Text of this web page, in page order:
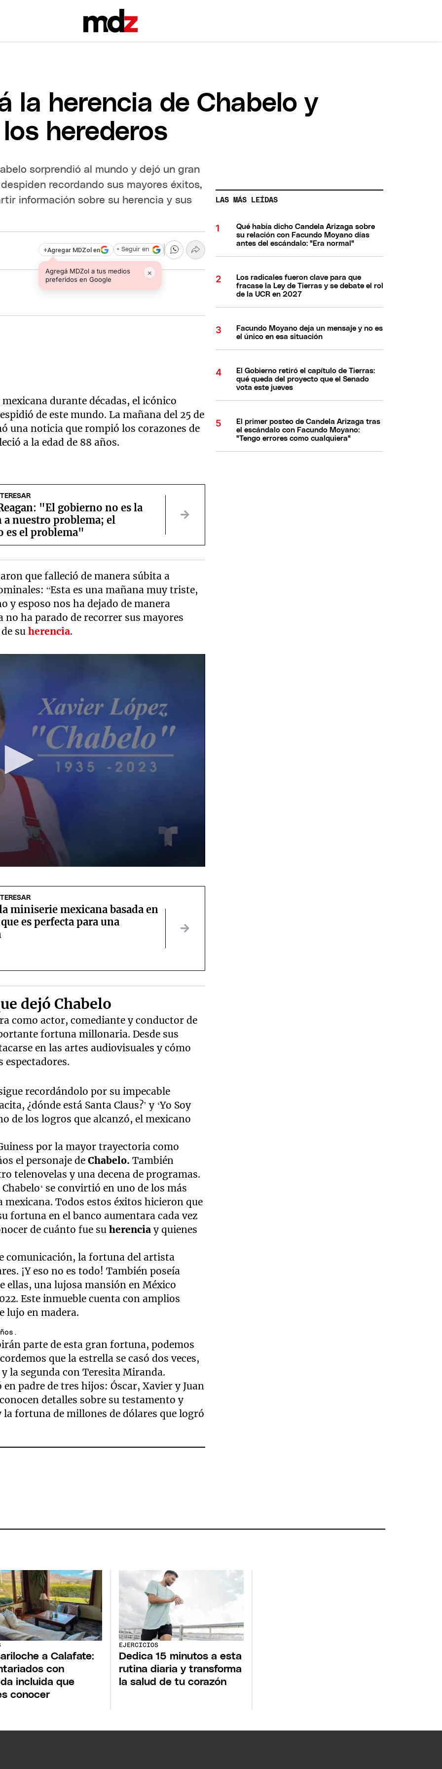
la herencia de Chabelo y
herederos
sorprendió al mundo y dejó un gran
recordando sus mayores éxitos,
información sobre su herencia y sus
+Agregar MDZol en
Agregá MDZol a tus medios
preferidos en Google
×
+ Seguir en
durante décadas, el icónico
de este mundo. La mañana del 25 de
una noticia que rompió los corazones de
a la edad de 88 años.
"El gobierno no es la
a nuestro problema; el
es el problema"
que falleció de manera súbita a
“Esta es una mañana muy triste,
y esposo nos ha dejado de manera
no ha parado de recorrer sus mayores
de suherencia.
miniserie mexicana basada en
es perfecta para una
dejó Chabelo
como actor, comediante y conductor de
fortuna millonaria. Desde sus
en las artes audiovisuales y cómo
espectadores.
recordándolo por su impecable
¿dónde está Santa Claus?’ y ‘Yo Soy
de los logros que alcanzó, el mexicano
por la mayor trayectoria como
el personaje de Chabelo. También
telenovelas y una decena de programas.
se convirtió en uno de los más
Todos estos éxitos hicieron que
fortuna en el banco aumentara cada vez
de cuánto fue suherencia y quienes
comunicación, la fortuna del artista
¡Y eso no es todo! También poseía
ellas, una lujosa mansión en México
Este inmueble cuenta con amplios
lujo en madera.
parte de esta gran fortuna, podemos
que la estrella se casó dos veces,
la segunda con Teresita Miranda.
padre de tres hijos: Óscar, Xavier y Juan
detalles sobre su testamento y
fortuna de millones de dólares que logró
LAS MÁS LEÍDAS
Qué había dicho Candela Arizaga sobre
su relación con Facundo Moyano días
antes del escándalo: "Era normal"
Los radicales fueron clave para que
fracase la Ley de Tierras y se debate el rol
de la UCR en 2027
Facundo Moyano deja un mensaje y no es
el único en esa situación
El Gobierno retiró el capítulo de Tierras:
qué queda del proyecto que el Senado
vota este jueves
El primer posteo de Candela Arizaga tras
el escándalo con Facundo Moyano:
"Tengo errores como cualquiera"
a Calafate:
con
incluida que
conocer
EJERCICIOS
Dedica 15 minutos a esta
rutina diaria y transforma
la salud de tu corazón